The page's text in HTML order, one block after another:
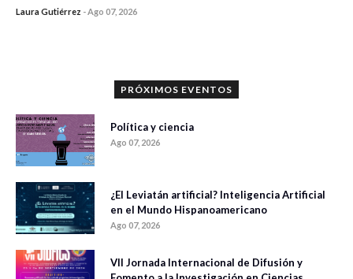
Laura Gutiérrez -Ago 07, 2026
PRÓXIMOS EVENTOS
Política y ciencia
Ago 07, 2026
¿El Leviatán artificial? Inteligencia Artificial
en el Mundo Hispanoamericano
Ago 07, 2026
VII Jornada Internacional de Difusión y